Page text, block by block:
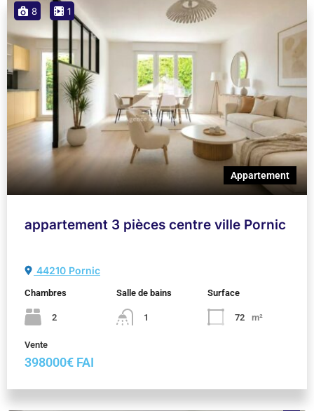
8 1
Appartement
appartement 3 pièces centre ville Pornic
44210 Pornic
Chambres
2
Salle de bains
1
Surface
72 m²
Vente
398000€ FAI